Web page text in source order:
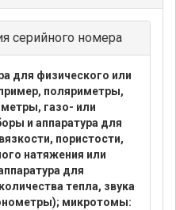
серийного номера
для физического или
поляриметры,
газо- или
и аппаратура для
пористости,
натяжения или
для
тепла, звука
микротомы: